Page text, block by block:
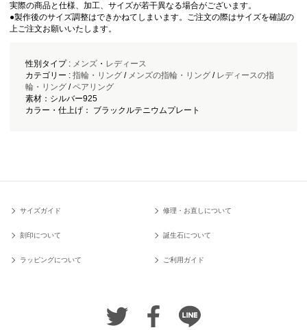
実際の商品と仕様、加工、サイズが若干異なる場合がございます。
●製作後のサイズ調整はできかねてしまいます。ご注文の際はサイズを確認の
上ご注文お願いいたします。
性別タイプ : メンズ・ レディース
カテゴリー : 指輪・リング/ メンズの指輪・リング/ レディースの指
輪・リング/ペアリング
素材：シルバー925
カラー・仕上げ： ブラックルテニウムプレート
サイズガイド 修理・お直しについて
刻印について 誕生石について
ラッピングについて ご利用ガイド